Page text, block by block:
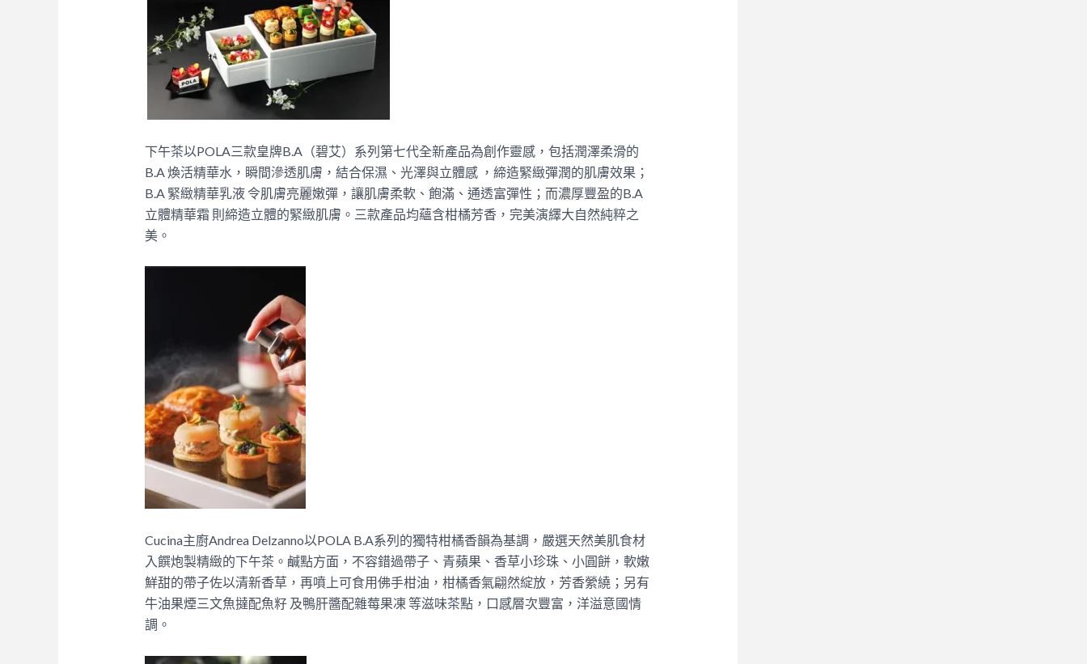
下午茶以POLA三款皇牌B.A（碧艾）系列第七代全新產品為創作靈感，包括潤澤柔滑的
B.A 煥活精華水，瞬間滲透肌膚，結合保濕、光澤與立體感 ，締造緊緻彈潤的肌膚效果；
B.A 緊緻精華乳液 令肌膚亮麗嫩彈，讓肌膚柔軟、飽滿、通透富彈性；而濃厚豐盈的B.A
立體精華霜 則締造立體的緊緻肌膚。三款產品均蘊含柑橘芳香，完美演繹大自然純粹之
美。
Cucina主廚Andrea Delzanno以POLA B.A系列的獨特柑橘香韻為基調，嚴選天然美肌食材
入饌炮製精緻的下午茶。鹹點方面，不容錯過帶子、青蘋果、香草小珍珠、小圓餅，軟嫩
鮮甜的帶子佐以清新香草，再噴上可食用佛手柑油，柑橘香氣翩然綻放，芳香縈繞；另有
牛油果煙三文魚撻配魚籽 及鴨肝醬配雜莓果凍 等滋味茶點，口感層次豐富，洋溢意國情
調。